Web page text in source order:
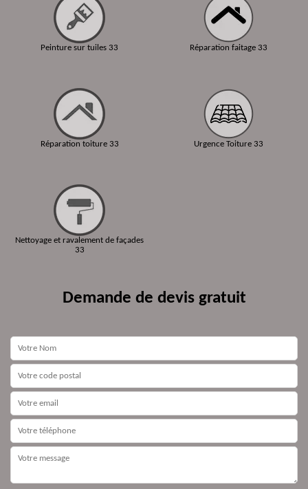
Peinture sur tuiles 33
Réparation toiture 33
Nettoyage et ravalement de façades
33
Réparation faitage 33
Urgence Toiture 33
Demande de devis gratuit